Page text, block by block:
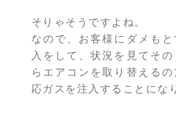
そりゃそうですよね。
なので、お客様にダメも
入をして、状況を見てそ
らエアコンを取り替える
応ガスを注入することにな